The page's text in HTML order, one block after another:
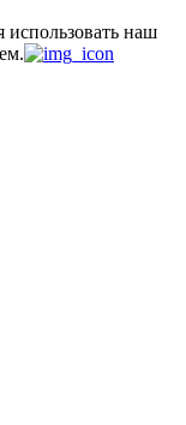
использовать наш